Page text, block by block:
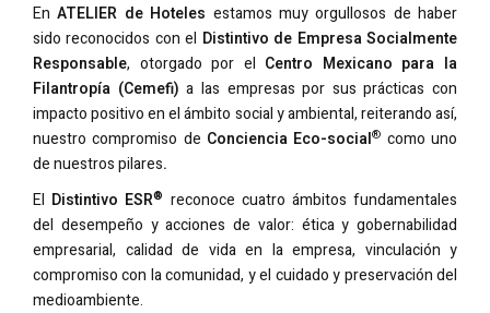
EnATELIER de Hoteles estamos muy orgullosos de haber
sido reconocidos con el Distintivo de Empresa Socialmente
Responsable, otorgado por el Centro Mexicano para la
Filantropía (Cemefi)a las empresas por sus prácticas con
impacto positivo en el ámbito social y ambiental, reiterando así,
nuestro compromiso de Conciencia Eco-social® como uno
de nuestros pilares.
El Distintivo ESR® reconoce cuatro ámbitos fundamentales
del desempeño y acciones de valor: ética y gobernabilidad
empresarial, calidad de vida en la empresa, vinculación y
compromiso con la comunidad, y el cuidado y preservación del
medioambiente.